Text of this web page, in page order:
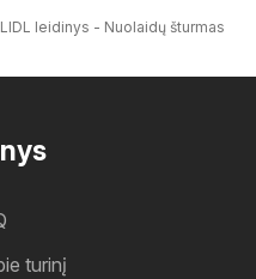
LIDL leidinys - Nuolaidų šturmas
turinį